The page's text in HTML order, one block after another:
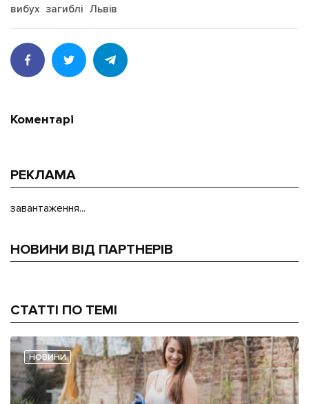
вибух загиблі Львів
Коментарі
РЕКЛАМА
завантаження...
НОВИНИ ВІД ПАРТНЕРІВ
СТАТТІ ПО ТЕМІ
НОВИНИ